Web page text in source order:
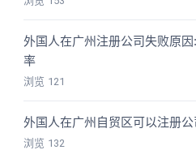
外国人在广州注册公司失败原
率
浏览 121
外国人在广州自贸区可以注册
浏览 132